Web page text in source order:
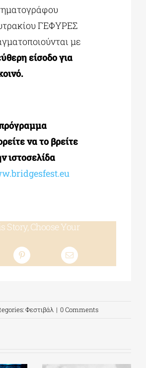
ΓΕΦΥΡΕΣ
με
είσοδο για
να το βρείτε
ιστοσελίδα
Story, Choose Your
Φεστιβάλ | 0 Comments